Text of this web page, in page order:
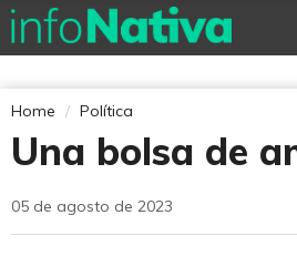
Home Política
Una bolsa de
05 de agosto de 2023